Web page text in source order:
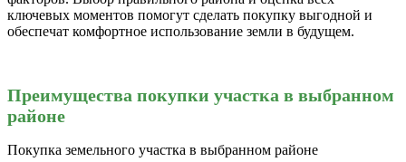
ключевых моментов помогут сделать покупку выгодной и
обеспечат комфортное использование земли в будущем.
Преимущества покупки участка в выбранном
районе
Покупка земельного участка в выбранном районе